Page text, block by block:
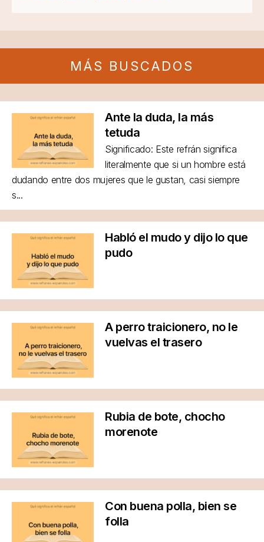
MÁS BUSCADOS
Ante la duda, la más
tetuda
Significado: Este refrán significa
literalmente que si un hombre está
dudando entre dos mujeres que le gustan, casi siempre
s...
Habló el mudo y dijo lo que
pudo
A perro traicionero, no le
vuelvas el trasero
Rubia de bote, chocho
morenote
Con buena polla, bien se
folla